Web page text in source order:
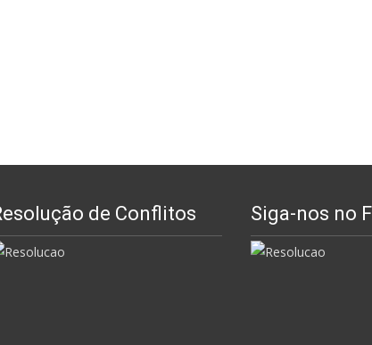
de Conflitos Siga-nos no